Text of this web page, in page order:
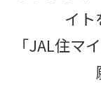
イト
「JAL住マ